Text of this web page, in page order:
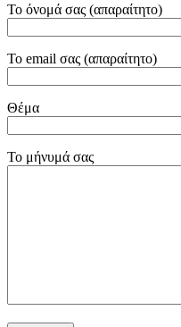
Το όνομά σας (απαραίτητο)
Το email σας (απαραίτητο)
Θέμα
Το μήνυμά σας